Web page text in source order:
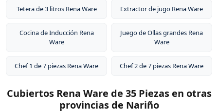
Tetera de 3 litros Rena Ware Extractor de jugo Rena Ware
Cocina de Inducción Rena
Ware
Juego de Ollas grandes Rena
Ware
Chef 1 de 7 piezas Rena Ware Chef 2 de 7 piezas Rena Ware
Cubiertos Rena Ware de 35 Piezas en otras
provincias de Nariño